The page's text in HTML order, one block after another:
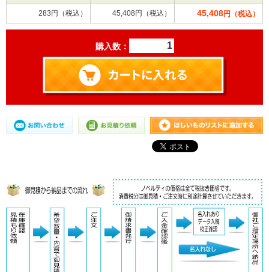
283円（税込） 45,408円（税込） 45,408円（税込）
購入数：